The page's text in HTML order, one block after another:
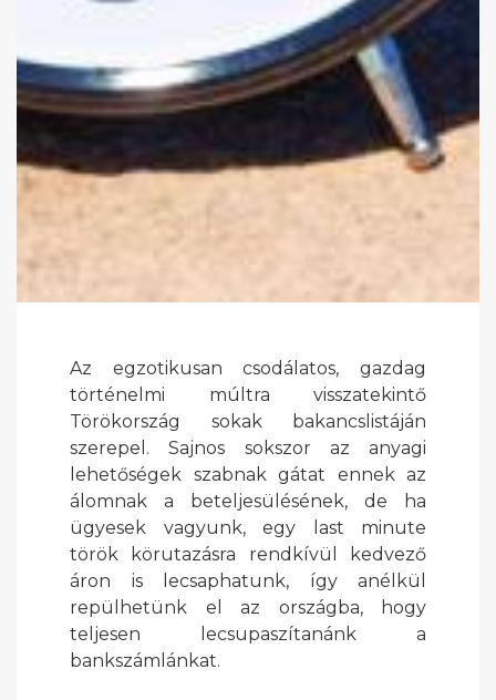
Az egzotikusan csodálatos, gazdag
történelmi múltra visszatekintő
Törökország sokak bakancslistáján
szerepel. Sajnos sokszor az anyagi
lehetőségek szabnak gátat ennek az
álomnak a beteljesülésének, de ha
ügyesek vagyunk, egy last minute
török körutazásra rendkívül kedvező
áron is lecsaphatunk, így anélkül
repülhetünk el az országba, hogy
teljesen lecsupaszítanánk a
bankszámlánkat.